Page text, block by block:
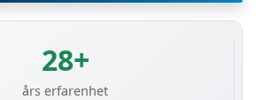
28+
års erfarenhet